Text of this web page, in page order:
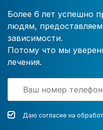
Более 6 лет успешно
людям,
зависимости.
Потому что мы
лечения.
Даю согласие на